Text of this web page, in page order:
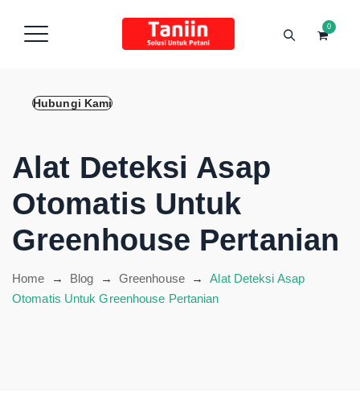
Hubungi Kami
0
Alat Deteksi Asap
Otomatis Untuk
Greenhouse Pertanian
Home → Blog → Greenhouse→Alat Deteksi Asap
Otomatis Untuk Greenhouse Pertanian